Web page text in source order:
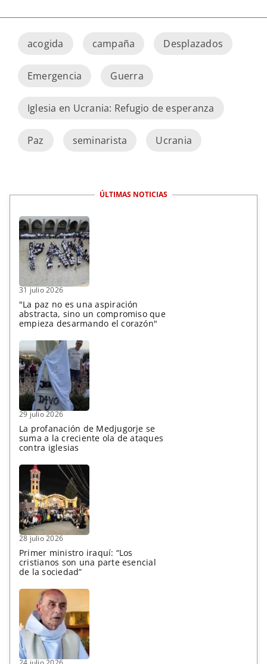
acogida campaña Desplazados
Emergencia Guerra
Iglesia en Ucrania: Refugio de esperanza
Paz seminarista Ucrania
ÚLTIMAS NOTICIAS
31 julio 2026
"La paz no es una aspiración
abstracta, sino un compromiso que
empieza desarmando el corazón"
29 julio 2026
La profanación de Medjugorje se
suma a la creciente ola de ataques
contra iglesias
28 julio 2026
Primer ministro iraquí: “Los
cristianos son una parte esencial
de la sociedad”